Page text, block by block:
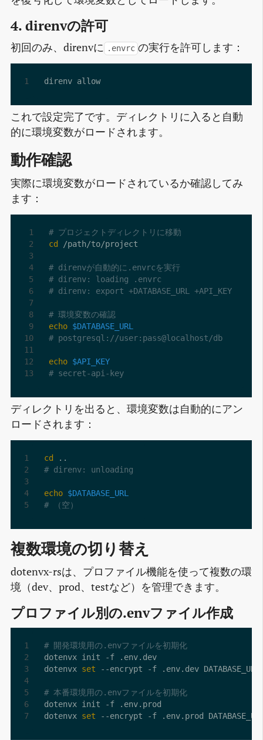
4. direnvの許可
初回のみ、direnvに .envrc の実行を許可します：
1
これで設定完了です。ディレクトリに入ると自動
的に環境変数がロードされます。
動作確認
実際に環境変数がロードされているか確認してみ
ます：
4
6
7
8
9
10
# プロジェクトディレクトリに移動
cd
# direnvが自動的に.envrcを実行
# direnv: loading .envrc
# direnv: export +DATABASE_URL +API_KEY
# 環境変数の確認
echo $DATABASE_URL
# postgresql://user:pass@localhost/db
echo $API_KEY
# secret-api-key
ディレクトリを出ると、環境変数は自動的にアン
ロードされます：
4
cd
# direnv: unloading
echo $DATABASE_URL
# （空）
複数環境の切り替え
dotenvx-rsは、プロファイル機能を使って複数の環
境（dev、prod、testなど）を管理できます。
プロファイル別の.envファイル作成
4
6
7
# 開発環境用の.envファイルを初期化
dotenvx set --encrypt -f .env.dev
# 本番環境用の.envファイルを初期化
dotenvx set --encrypt -f .env.prod